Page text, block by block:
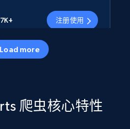
注册使用
Reviews count, and
Load more
爬虫核心特性